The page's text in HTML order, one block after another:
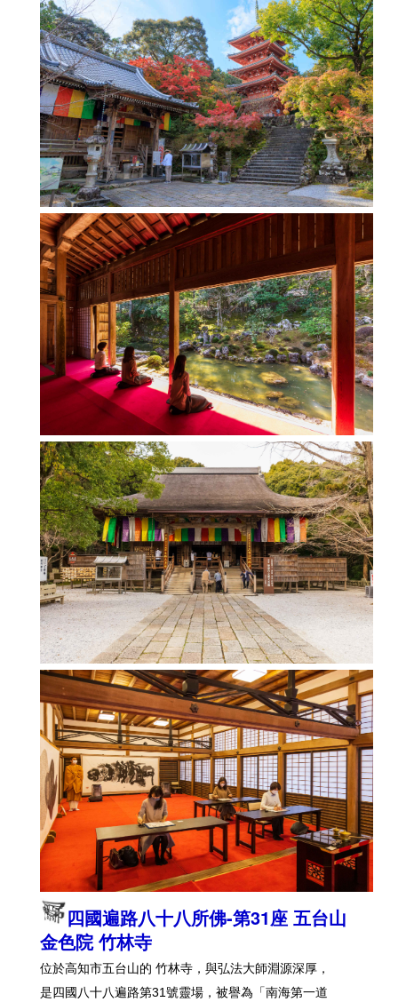
四國遍路八十八所佛-第31座 五台山
金色院 竹林寺
位於高知市五台山的 竹林寺，與弘法大師淵源深厚，
是四國八十八遍路第31號靈場，被譽為「南海第一道